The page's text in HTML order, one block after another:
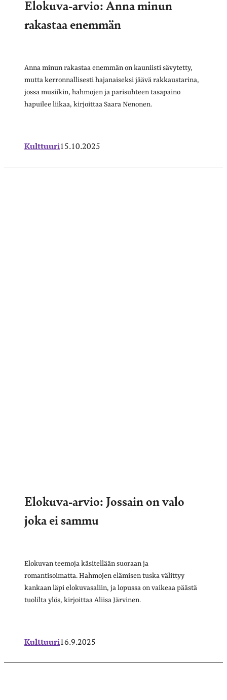
Elokuva-arvio: Anna minun
rakastaa enemmän
Anna minun rakastaa enemmän on kauniisti sävytetty,
mutta kerronnallisesti hajanaiseksi jäävä rakkaustarina,
jossa musiikin, hahmojen ja parisuhteen tasapaino
hapuilee liikaa, kirjoittaa Saara Nenonen.
Kulttuuri15.10.2025
Elokuva-arvio: Jossain on valo
joka ei sammu
Elokuvan teemoja käsitellään suoraan ja
romantisoimatta. Hahmojen elämisen tuska välittyy
kankaan läpi elokuvasaliin, ja lopussa on vaikeaa päästä
tuolilta ylös, kirjoittaa Aliisa Järvinen.
Kulttuuri16.9.2025